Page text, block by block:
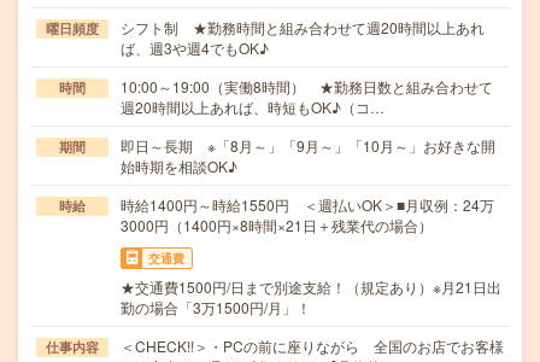
曜日頻度
シフト制 ★勤務時間と組み合わせて週20時間以上あれ
ば、週3や週4でもOK♪
時間
10:00～19:00（実働8時間） ★勤務日数と組み合わせて
週20時間以上あれば、時短もOK♪（コ…
期間
即日～長期 ※「8月～」「9月～」「10月～」お好きな開
始時期を相談OK♪
時給
時給1400円～時給1550円 ＜週払いOK＞■月収例：24万
3000円（1400円×8時間×21日＋残業代の場合）
交通費
★交通費1500円/日まで別途支給！（規定あり）※月21日出
勤の場合「3万1500円/月」！
仕事内容
＜CHECK!!＞・PCの前に座りながら 全国のお店でお客様